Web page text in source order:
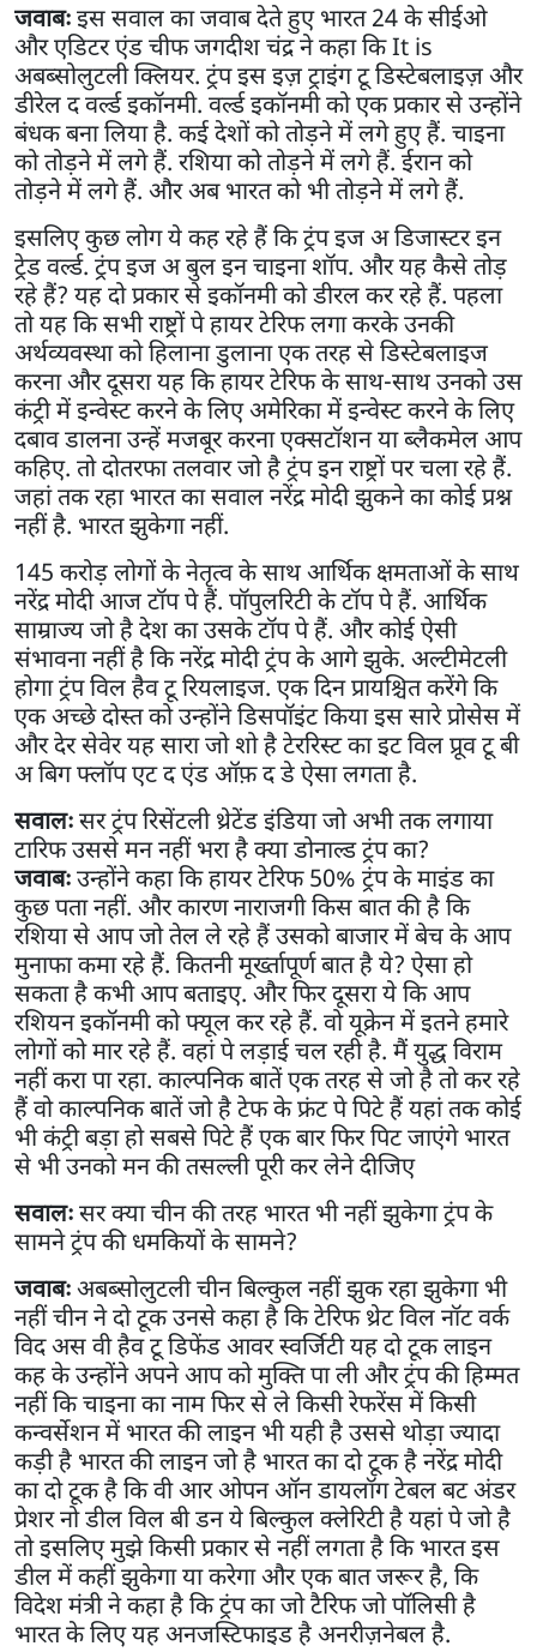
जवाबःइस सवाल का जवाब देते हुए भारत 24 के सीईओ
और एडिटर एंड चीफ जगदीश चंद्र ने कहा कि It is
अबब्सोलुटली क्लियर. ट्रंप इस इज़ ट्राइंग टू डिस्टेबलाइज़ और
डीरेल द वर्ल्ड इकॉनमी. वर्ल्ड इकॉनमी को एक प्रकार से उन्होंने
बंधक बना लिया है. कई देशों को तोड़ने में लगे हुए हैं. चाइना
को तोड़ने में लगे हैं. रशिया को तोड़ने में लगे हैं. ईरान को
तोड़ने में लगे हैं. और अब भारत को भी तोड़ने में लगे हैं.
इसलिए कुछ लोग ये कह रहे हैं कि ट्रंप इज अ डिजास्टर इन
ट्रेड वर्ल्ड. ट्रंप इज अ बुल इन चाइना शॉप. और यह कैसे तोड़
रहे हैं? यह दो प्रकार से इकॉनमी को डीरल कर रहे हैं. पहला
तो यह कि सभी राष्ट्रों पे हायर टेरिफ लगा करके उनकी
अर्थव्यवस्था को हिलाना डुलाना एक तरह से डिस्टेबलाइज
करना और दूसरा यह कि हायर टेरिफ के साथ-साथ उनको उस
कंट्री में इन्वेस्ट करने के लिए अमेरिका में इन्वेस्ट करने के लिए
दबाव डालना उन्हें मजबूर करना एक्सटॉशन या ब्लैकमेल आप
कहिए. तो दोतरफा तलवार जो है ट्रंप इन राष्ट्रों पर चला रहे हैं.
जहां तक रहा भारत का सवाल नरेंद्र मोदी झुकने का कोई प्रश्न
नहीं है. भारत झुकेगा नहीं.
145 करोड़ लोगों के नेतृत्व के साथ आर्थिक क्षमताओं के साथ
नरेंद्र मोदी आज टॉप पे हैं. पॉपुलरिटी के टॉप पे हैं. आर्थिक
साम्राज्य जो है देश का उसके टॉप पे हैं. और कोई ऐसी
संभावना नहीं है कि नरेंद्र मोदी ट्रंप के आगे झुके. अल्टीमेटली
होगा ट्रंप विल हैव टू रियलाइज. एक दिन प्रायश्चित करेंगे कि
एक अच्छे दोस्त को उन्होंने डिसपॉइंट किया इस सारे प्रोसेस में
और देर सेवेर यह सारा जो शो है टेररिस्ट का इट विल प्रूव टू बी
अ बिग फ्लॉप एट द एंड ऑफ़ द डे ऐसा लगता है.
सवालःसर ट्रंप रिसेंटली थ्रेटेंड इंडिया जो अभी तक लगाया
टारिफ उससे मन नहीं भरा है क्या डोनाल्ड ट्रंप का?
जवाबःउन्होंने कहा कि हायर टेरिफ 50% ट्रंप के माइंड का
कुछ पता नहीं. और कारण नाराजगी किस बात की है कि
रशिया से आप जो तेल ले रहे हैं उसको बाजार में बेच के आप
मुनाफा कमा रहे हैं. कितनी मूर्ख्तापूर्ण बात है ये? ऐसा हो
सकता है कभी आप बताइए. और फिर दूसरा ये कि आप
रशियन इकॉनमी को फ्यूल कर रहे हैं. वो यूक्रेन में इतने हमारे
लोगों को मार रहे हैं. वहां पे लड़ाई चल रही है. मैं युद्ध विराम
नहीं करा पा रहा. काल्पनिक बातें एक तरह से जो है तो कर रहे
हैं वो काल्पनिक बातें जो है टेफ के फ्रंट पे पिटे हैं यहां तक कोई
भी कंट्री बड़ा हो सबसे पिटे हैं एक बार फिर पिट जाएंगे भारत
से भी उनको मन की तसल्ली पूरी कर लेने दीजिए
सवालःसर क्या चीन की तरह भारत भी नहीं झुकेगा ट्रंप के
सामने ट्रंप की धमकियों के सामने?
जवाबःअबब्सोलुटली चीन बिल्कुल नहीं झुक रहा झुकेगा भी
नहीं चीन ने दो टूक उनसे कहा है कि टेरिफ थ्रेट विल नॉट वर्क
विद अस वी हैव टू डिफेंड आवर स्वर्जिटी यह दो टूक लाइन
कह के उन्होंने अपने आप को मुक्ति पा ली और ट्रंप की हिम्मत
नहीं कि चाइना का नाम फिर से ले किसी रेफरेंस में किसी
कन्वर्सेशन में भारत की लाइन भी यही है उससे थोड़ा ज्यादा
कड़ी है भारत की लाइन जो है भारत का दो टूक है नरेंद्र मोदी
का दो टूक है कि वी आर ओपन ऑन डायलॉग टेबल बट अंडर
प्रेशर नो डील विल बी डन ये बिल्कुल क्लेरिटी है यहां पे जो है
तो इसलिए मुझे किसी प्रकार से नहीं लगता है कि भारत इस
डील में कहीं झुकेगा या करेगा और एक बात जरूर है, कि
विदेश मंत्री ने कहा है कि ट्रंप का जो टैरिफ जो पॉलिसी है
भारत के लिए यह अनजस्टिफाइड है अनरीज़नेबल है.